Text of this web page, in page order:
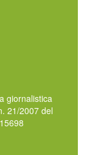
giornalistica
21/2007 del